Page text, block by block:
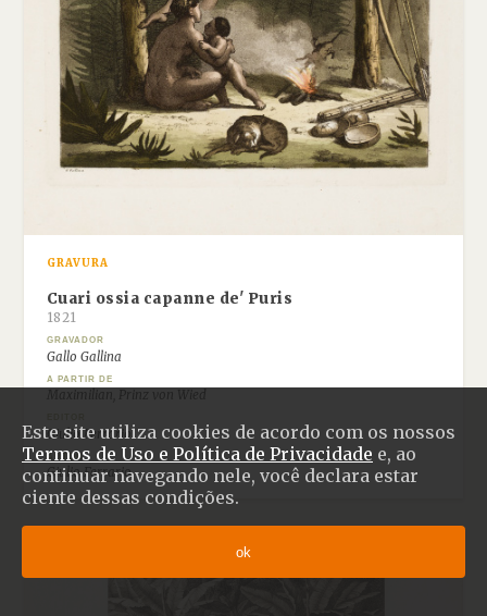
Este site utiliza cookies de acordo com os nossos
Termos de Uso e Política de Privacidade e, ao
continuar navegando nele, você declara estar
ciente dessas condições.
ok
GRAVURA
Cuari ossia capanne de' Puris
1821
GRAVADOR
Gallo Gallina
A PARTIR DE
Giulio Ferrario
AUTOR
Giulio Ferrario